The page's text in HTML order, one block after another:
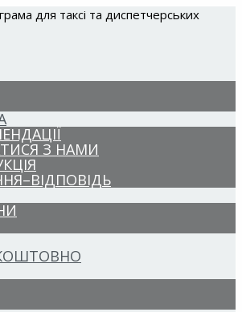
для таксі та диспетчерських
З НАМИ